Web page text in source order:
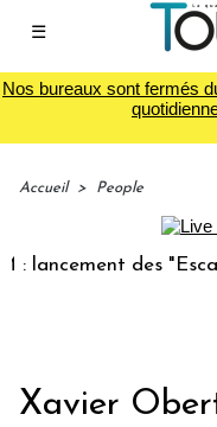
☰
Nos bureaux sont fermés
Accueil > People
des
Xavier